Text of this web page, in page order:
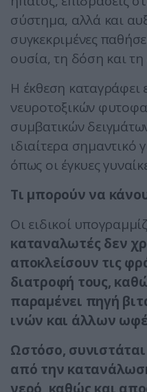
σύστημα, αλλά και
συγκεκριμένες
ουσία, τη δόση και τη
Η έκθεση καταγράφει
νευροτοξικών
συμβατικών
ιδιαίτερα σημαντικό
όπως οι έγκυες
Τι μπορούν να
Οι ειδικοί
καταναλωτές δεν
αποκλείσουν τις
διατροφή τους,
παραμένει πηγή
ινών και άλλων
Ωστόσο,
από την